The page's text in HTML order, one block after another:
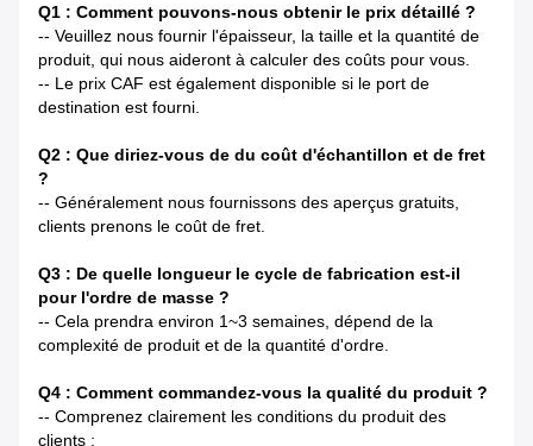
Q1 : Comment pouvons-nous obtenir le prix détaillé ?
-- Veuillez nous fournir l'épaisseur, la taille et la quantité de
produit, qui nous aideront à calculer des coûts pour vous.
-- Le prix CAF est également disponible si le port de
destination est fourni.
Q2 : Que diriez-vous de du coût d'échantillon et de fret
?
-- Généralement nous fournissons des aperçus gratuits,
clients prenons le coût de fret.
Q3 : De quelle longueur le cycle de fabrication est-il
pour l'ordre de masse ?
-- Cela prendra environ 1~3 semaines, dépend de la
complexité de produit et de la quantité d'ordre.
Q4 : Comment commandez-vous la qualité du produit ?
-- Comprenez clairement les conditions du produit des
clients ;